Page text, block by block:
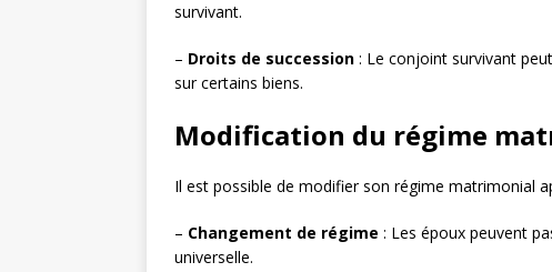
survivant.
– Droits de succession : Le conjoint survivant
sur certains biens.
Modification du régime
Il est possible de modifier son régime matrimonial
– Changement de régime : Les époux peuvent
universelle.